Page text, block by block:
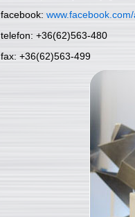
facebook:
telefon: +36(62)563-480
fax: +36(62)563-499